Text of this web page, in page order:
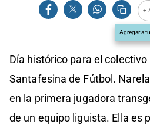
+
Agregar a
Día histórico para el colectivo
Santafesina de Fútbol.
en la primera jugadora
de un equipo liguista. Ella es